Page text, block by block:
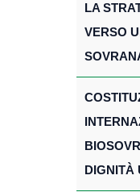
LA
VERSO
DIGNITÀ